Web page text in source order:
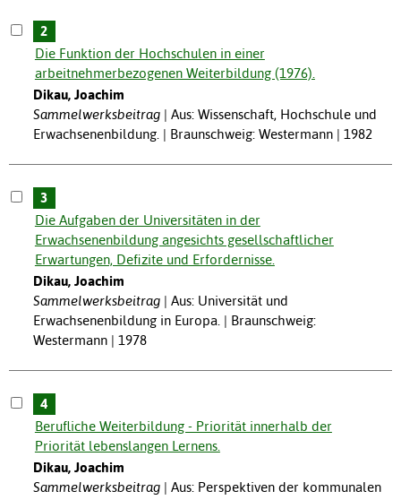
2
Die Funktion der Hochschulen in einer
arbeitnehmerbezogenen Weiterbildung (1976).
Dikau, Joachim
Sammelwerksbeitrag
Aus: Wissenschaft, Hochschule und
Erwachsenenbildung. | Braunschweig: Westermann | 1982
3
Die Aufgaben der Universitäten in der
Erwachsenenbildung angesichts gesellschaftlicher
Erwartungen, Defizite und Erfordernisse.
Dikau, Joachim
Sammelwerksbeitrag
Aus: Universität und
Erwachsenenbildung in Europa. | Braunschweig:
Westermann | 1978
4
Berufliche Weiterbildung - Priorität innerhalb der
Priorität lebenslangen Lernens.
Dikau, Joachim
Sammelwerksbeitrag
Aus: Perspektiven der kommunalen